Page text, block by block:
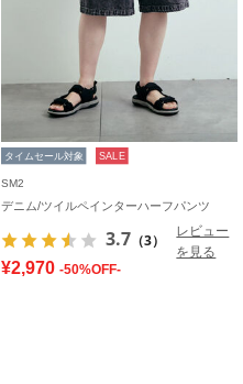
タイムセール対象 SALE
SM2
デニム/ツイルペインターハーフパンツ
3.7 （3）
レビュー
を見る
¥2,970 -50%OFF-